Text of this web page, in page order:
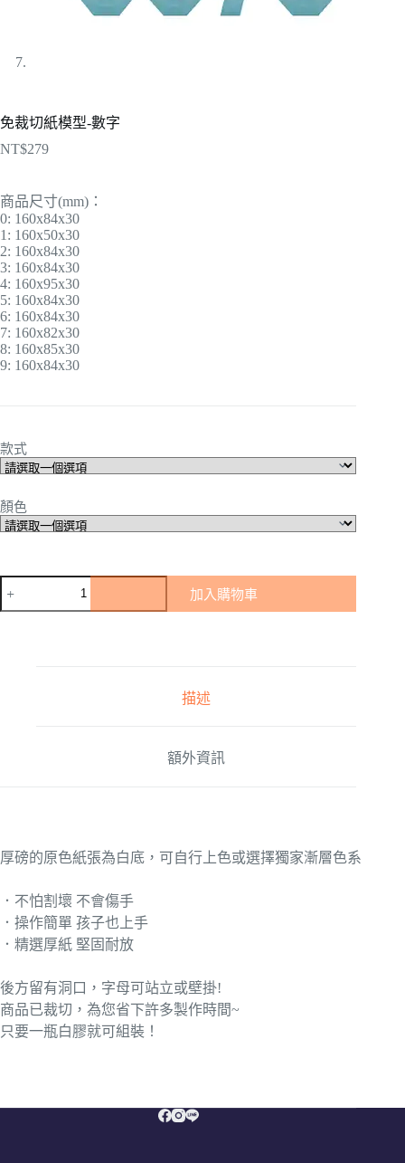
免裁切紙模型-數字
NT$279
商品尺寸(mm)：
0: 160x84x30
1: 160x50x30
2: 160x84x30
3: 160x84x30
4: 160x95x30
5: 160x84x30
6: 160x84x30
7: 160x82x30
8: 160x85x30
9: 160x84x30
款式
顏色
加入購物車
描述
額外資訊
厚磅的原色紙張為白底，可自行上色或選擇獨家漸層色系
．不怕割壞 不會傷手
．操作簡單 孩子也上手
．精選厚紙 堅固耐放
後方留有洞口，字母可站立或壁掛!
商品已裁切，為您省下許多製作時間~
只要一瓶白膠就可組裝！